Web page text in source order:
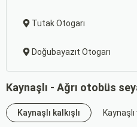
Tutak Otogarı
Doğubayazıt Otogarı
Kaynaşlı - Ağrı otobüs
Kaynaşlı kalkışlı Kaynaşlı